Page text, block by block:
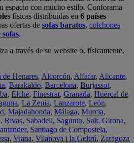
espacio con mucho estilo. Conforama
físicas distribuidas en 6 países
ofertas de sofas baratos, colchones
.
a través de su website o, físicamente,
de Henares, Alcorcón, Alfafar, Alicante,
, Barakaldo, Barcelona, Burjassot,
, Elche, Finestrat, Granada, Huércal de
, La Zenia, Lanzarote, León,
, Majadahonda, Málaga, Murcia,
, Rivas, Sabadell, Sagunto, Salt, Girona,
, Santiago de Compostela,
, Viana, Vilanova i la Geltrú, Zaragoza